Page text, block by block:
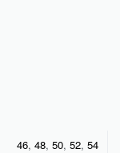
46, 48, 50, 52, 54